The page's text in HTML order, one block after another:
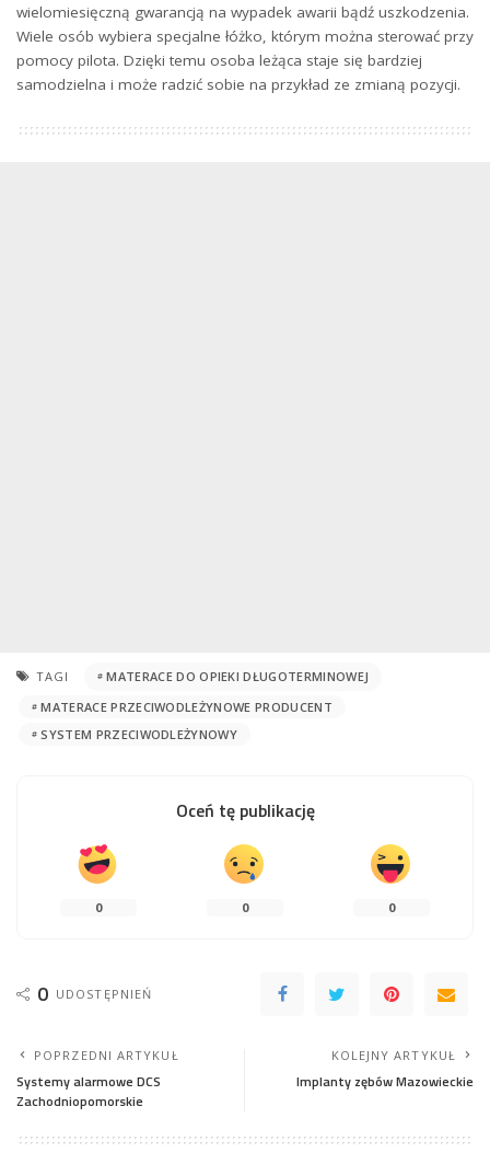
wielomiesięczną gwarancją na wypadek awarii bądź uszkodzenia.
Wiele osób wybiera specjalne łóżko, którym można sterować przy
pomocy pilota. Dzięki temu osoba leżąca staje się bardziej
samodzielna i może radzić sobie na przykład ze zmianą pozycji.
TAGI
MATERACE DO OPIEKI DŁUGOTERMINOWEJ
MATERACE PRZECIWODLEŻYNOWE PRODUCENT
SYSTEM PRZECIWODLEŻYNOWY
Oceń tę publikację
0 0 0
0 UDOSTĘPNIEŃ
POPRZEDNI ARTYKUŁ
Systemy alarmowe DCS
Zachodniopomorskie
KOLEJNY ARTYKUŁ
Implanty zębów Mazowieckie